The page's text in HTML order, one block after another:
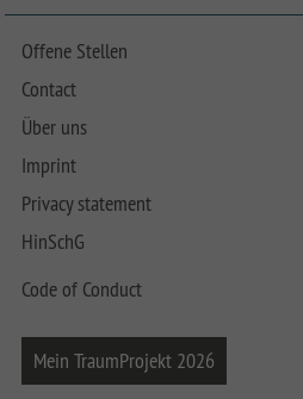
Offene Stellen
Contact
Über uns
Imprint
Privacy statement
HinSchG
Code of Conduct
Mein TraumProjekt 2026